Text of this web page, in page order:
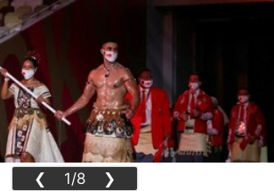
❮ 1/8 ❯